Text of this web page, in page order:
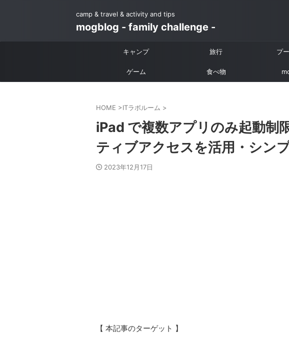
camp & travel & activity and tips
mogblog - family challenge -
キャンプ 旅行 プ
ゲーム 食べ物
HOME >ITラボルーム >
iPad で複数アプリのみ起動制
ティブアクセスを活用・シン
2023年12月17日
【 本記事のターゲット 】